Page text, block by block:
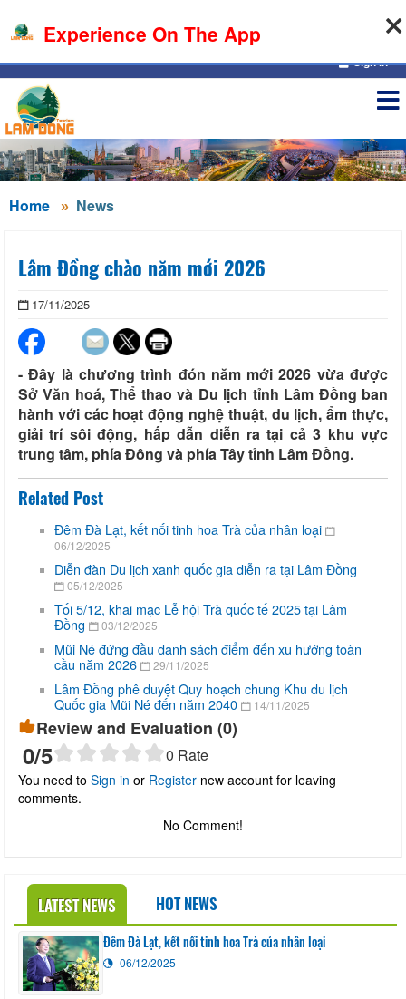
08-08-2026, 12:22:02
Sign in
Home News
Lâm Đồng chào năm mới 2026
17/11/2025
- Đây là chương trình đón năm mới 2026 vừa được
Sở Văn hoá, Thể thao và Du lịch tỉnh Lâm Đồng ban
hành với các hoạt động nghệ thuật, du lịch, ẩm thực,
giải trí sôi động, hấp dẫn diễn ra tại cả 3 khu vực
trung tâm, phía Đông và phía Tây tỉnh Lâm Đồng.
Related Post
Đêm Đà Lạt, kết nối tinh hoa Trà của nhân loại
06/12/2025
Diễn đàn Du lịch xanh quốc gia diễn ra tại Lâm Đồng
05/12/2025
Tối 5/12, khai mạc Lễ hội Trà quốc tế 2025 tại Lâm
Đồng
03/12/2025
Mũi Né đứng đầu danh sách điểm đến xu hướng toàn
cầu năm 2026
29/11/2025
Lâm Đồng phê duyệt Quy hoạch chung Khu du lịch
Quốc gia Mũi Né đến năm 2040
14/11/2025
Review and Evaluation (0)
0/5 0 Rate
You need to Sign in or Register new account for leaving
comments.
No Comment!
LATEST NEWS HOT NEWS
Đêm Đà Lạt, kết nối tinh hoa Trà của nhân loại
06/12/2025
Experience On The App